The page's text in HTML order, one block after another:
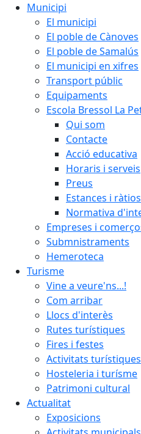
Municipi
El municipi
El poble de Cànoves
El poble de Samalús
El municipi en xifres
Transport públic
Equipaments
Escola Bressol La
Qui som
Contacte
Acció educativa
Horaris i serveis
Preus
Estances i ràtios
Normativa
Empreses i
Submnistraments
Hemeroteca
Turisme
Vine a veure'ns...!
Com arribar
Llocs d'interès
Rutes turístiques
Fires i festes
Activitats turístiques
Hosteleria i turísme
Patrimoni cultural
Actualitat
Exposicions